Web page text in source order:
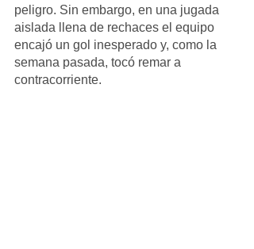
peligro. Sin embargo, en una jugada
aislada llena de rechaces el equipo
encajó un gol inesperado y, como la
semana pasada, tocó remar a
contracorriente.